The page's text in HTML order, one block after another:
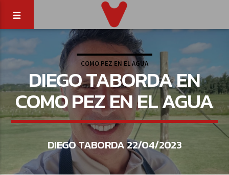
COMO PEZ EN EL AGUA
DIEGO TABORDA EN
COMO PEZ EN EL AGUA
DIEGO TABORDA 22/04/2023